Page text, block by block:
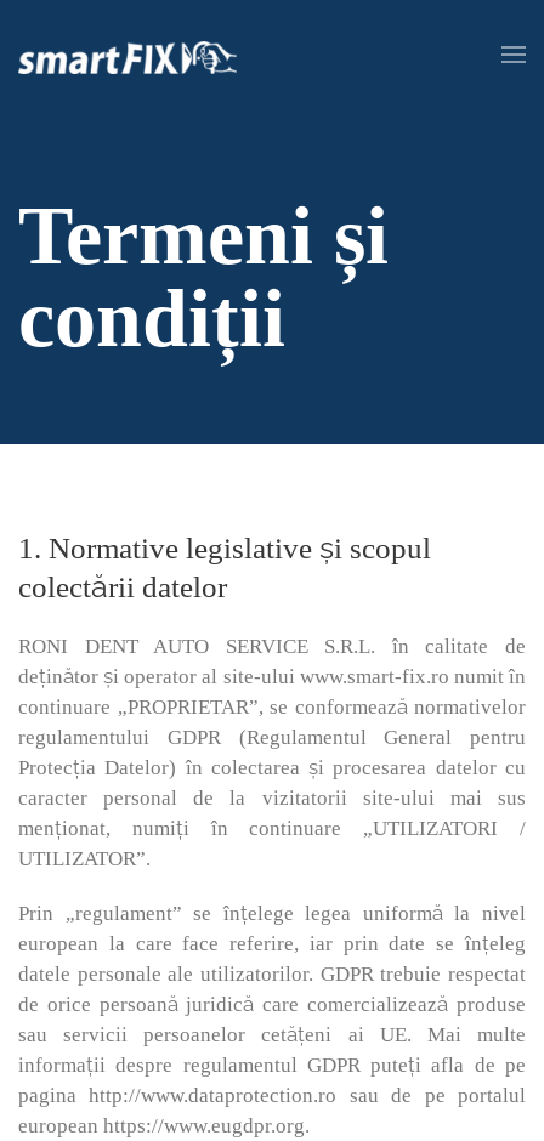
Skip to main content
Termeni și
condiții
1. Normative legislative și scopul
colectării datelor
RONI DENT AUTO SERVICE S.R.L. în calitate de
deținător și operator al site-ului www.smart-fix.ro numit în
continuare „PROPRIETAR”, se conformează normativelor
regulamentului GDPR (Regulamentul General pentru
Protecția Datelor) în colectarea și procesarea datelor cu
caracter personal de la vizitatorii site-ului mai sus
menționat, numiți în continuare „UTILIZATORI /
UTILIZATOR”.
Prin „regulament” se înțelege legea uniformă la nivel
european la care face referire, iar prin date se înțeleg
datele personale ale utilizatorilor. GDPR trebuie respectat
de orice persoană juridică care comercializează produse
sau servicii persoanelor cetățeni ai UE. Mai multe
informații despre regulamentul GDPR puteți afla de pe
pagina http://www.dataprotection.ro sau de pe portalul
european https://www.eugdpr.org.